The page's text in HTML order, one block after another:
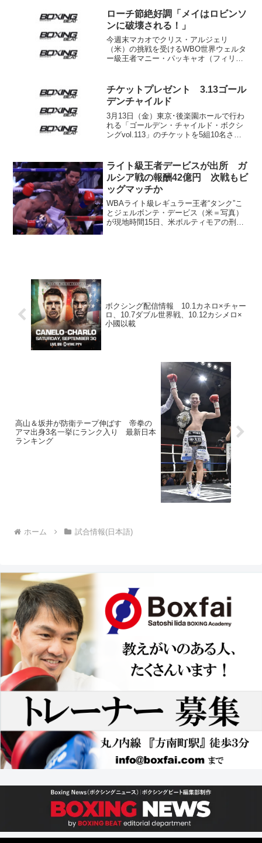
JCL（ジュニ...
ローチ節絶好調「メイはロビンソ
ンに破壊される！」
今週末マカオでクリス・アルジェリ
（米）の挑戦を受けるWBO世界ウェルタ
ー級王者マニー・パッキャオ（フィリピ
どに関してコメント。痛快な切り口でフ
ァンの関心を集めている。 ...
チケットプレゼント 3.13ゴール
デンチャイルド
3月13日（金）東京･後楽園ホールで行わ
れる「ゴールデン・チャイルド・ボクシ
ングvol.113」のチケットを5組10名さま
8回戦には、日本同級11位の藤中周作（金
子）が...
ライト級王者デービスが出所 ガ
ルシア戦の報酬42億円 次戦もビ
ッグマッチか
WBAライト級レギュラー王者“タンク”こ
とジェルボンテ・デービス（米＝写真）
が現地時間15日、米ボルティモアの刑務
ボクシング配信情報 10.1カネロ×チャー
ロ、10.7ダブル世界戦、10.12カシメロ×
小國以載
高山＆坂井が防衛テープ伸ばす 帝拳の
アマ出身3名一挙にランク入り 最新日本
ランキング
ホーム 試合情報(日本語)